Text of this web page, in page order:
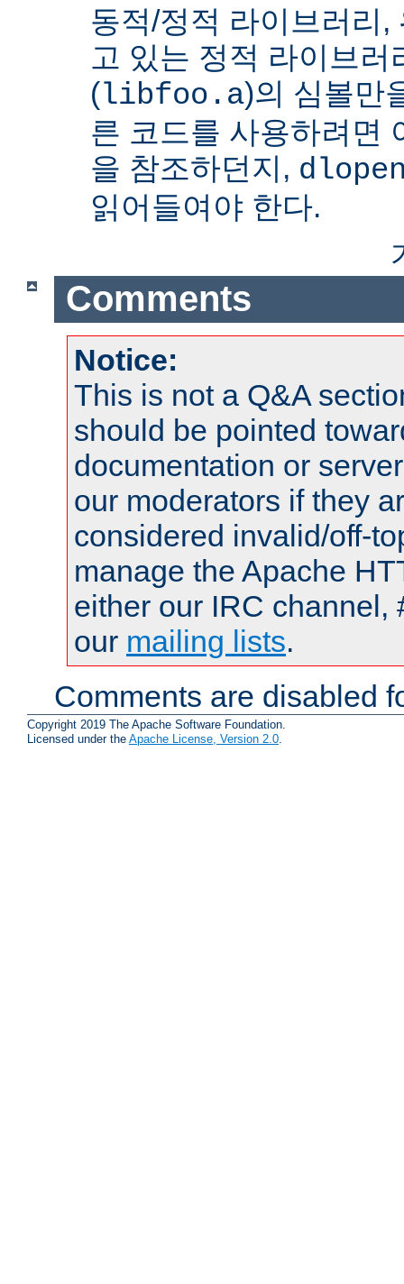
동적/정적 라이브러리,
고 있는 정적 라이브러
(libfoo.a)의 심볼만
른 코드를 사용하려면
을 참조하던지,
읽어들여야 한다.
Comments
Notice:
This is not a Q&A
should be pointed
documentation or
our moderators if they
considered invalid/off-
manage the Apache
either our IRC channel,
our mailing lists.
Comments are disabled
Copyright 2019 The Apache Software Foundation.
Licensed under the Apache License, Version 2.0